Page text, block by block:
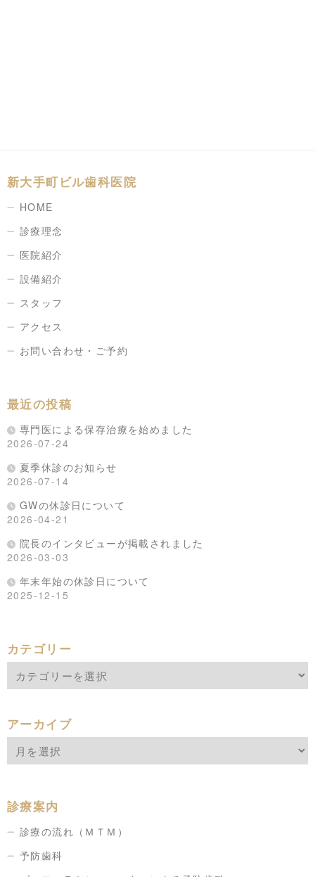
新大手町ビル歯科医院
HOME
診療理念
医院紹介
設備紹介
スタッフ
アクセス
お問い合わせ・ご予約
最近の投稿
専門医による保存治療を始めました
2026-07-24
夏季休診のお知らせ
2026-07-14
GWの休診日について
2026-04-21
院長のインタビューが掲載されました
2026-03-03
年末年始の休診日について
2025-12-15
カテゴリー
アーカイブ
診療案内
診療の流れ（ＭＴＭ）
予防歯科